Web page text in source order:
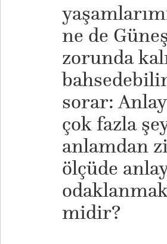
ne de
zorunda
sorar:
çok fazla
anlamdan
ölçüde
midir?